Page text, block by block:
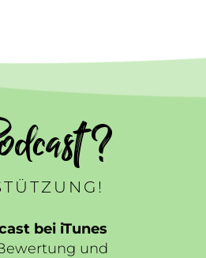
?
bei iTunes
und